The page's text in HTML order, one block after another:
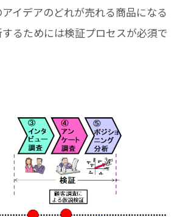
イデアのどれが売れる商品になる
るためには検証プロセスが必須で